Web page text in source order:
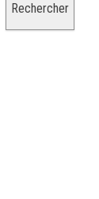
Rechercher